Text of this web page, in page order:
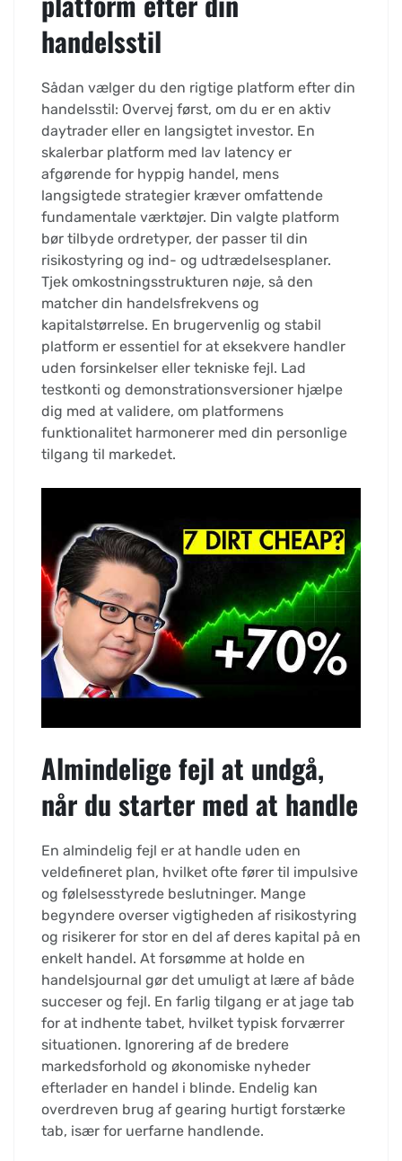
handelsstil
Sådan vælger du den rigtige platform efter din
handelsstil: Overvej først, om du er en aktiv
daytrader eller en langsigtet investor. En
skalerbar platform med lav latency er
afgørende for hyppig handel, mens
langsigtede strategier kræver omfattende
fundamentale værktøjer. Din valgte platform
bør tilbyde ordretyper, der passer til din
risikostyring og ind- og udtrædelsesplaner.
Tjek omkostningsstrukturen nøje, så den
matcher din handelsfrekvens og
kapitalstørrelse. En brugervenlig og stabil
platform er essentiel for at eksekvere handler
uden forsinkelser eller tekniske fejl. Lad
testkonti og demonstrationsversioner hjælpe
dig med at validere, om platformens
funktionalitet harmonerer med din personlige
tilgang til markedet.
Almindelige fejl at undgå,
når du starter med at handle
En almindelig fejl er at handle uden en
veldefineret plan, hvilket ofte fører til impulsive
og følelsesstyrede beslutninger. Mange
begyndere overser vigtigheden af risikostyring
og risikerer for stor en del af deres kapital på en
enkelt handel. At forsømme at holde en
handelsjournal gør det umuligt at lære af både
succeser og fejl. En farlig tilgang er at jage tab
for at indhente tabet, hvilket typisk forværrer
situationen. Ignorering af de bredere
markedsforhold og økonomiske nyheder
efterlader en handel i blinde. Endelig kan
overdreven brug af gearing hurtigt forstærke
tab, især for uerfarne handlende.